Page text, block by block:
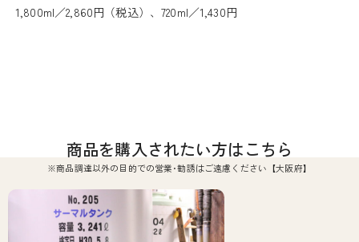
1,800ml／2,860円（税込）、720ml／1,430円
商品を購入されたい方はこちら
※商品調達以外の目的での営業･勧誘はご遠慮ください【大阪府】